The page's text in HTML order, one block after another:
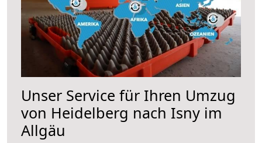
Unser Service für Ihren Umzug
von Heidelberg nach Isny im
Allgäu